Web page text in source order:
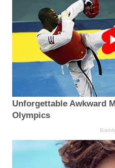
Unforgettable Awkward
Olympics